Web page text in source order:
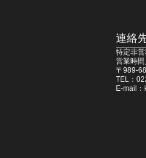
連絡
特定非
営業時
〒989-
TEL：
E-mail